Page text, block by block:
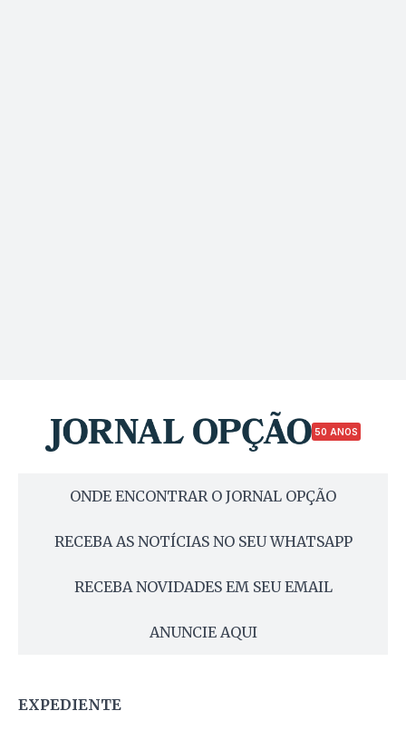
50 ANOS
ONDE ENCONTRAR O JORNAL OPÇÃO
RECEBA AS NOTÍCIAS NO SEU WHATSAPP
RECEBA NOVIDADES EM SEU EMAIL
ANUNCIE AQUI
EXPEDIENTE